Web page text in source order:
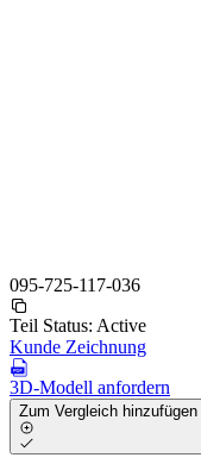
095-725-117-036
Teil Status: Active
Kunde Zeichnung
3D-Modell anfordern
Zum Vergleich hinzufügen